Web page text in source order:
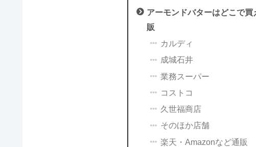
アーモンドバターはどこで
販
カルディ
成城石井
業務スーパー
コストコ
久世福商店
そのほか店舗
楽天・Amazonなど通販